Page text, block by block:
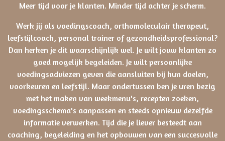
Meer tijd voor je klanten. Minder tijd achter je scherm.
Werk jij als voedingscoach, orthomoleculair therapeut,
leefstijlcoach, personal trainer of gezondheidsprofessional?
Dan herken je dit waarschijnlijk wel. Je wilt jouw klanten zo
goed mogelijk begeleiden. Je wilt persoonlijke
voedingsadviezen geven die aansluiten bij hun doelen,
voorkeuren en leefstijl. Maar ondertussen ben je uren bezig
met het maken van weekmenu's, recepten zoeken,
voedingsschema's aanpassen en steeds opnieuw dezelfde
informatie verwerken. Tijd die je liever besteedt aan
coaching, begeleiding en het opbouwen van een succesvolle